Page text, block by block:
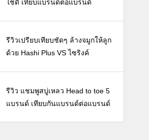
ใช้ดี เทียบแบรนด์ต่อแบรนด์
รีวิวเปรียบเทียบชัดๆ ล้างจมูกให้ลูก
ด้วย Hashi Plus VS ไซริงค์
รีวิว แชมพูสบู่เหลว Head to toe 5
แบรนด์ เทียบกันแบรนด์ต่อแบรนด์
Facebook -คุณแม่ลูกอ่อน-